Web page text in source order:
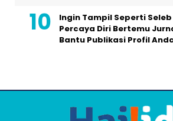
Ingin Tampil Seperti
Percaya Diri Bertemu
Bantu Publikasi Profil